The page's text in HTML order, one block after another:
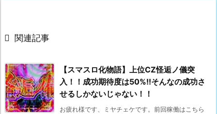
 関連記事
【スマスロ化物語】上位CZ怪逅ノ儀突
入！！成功期待度は50%!!そんなの成功さ
せるしかないじゃない！！
お疲れ様です、ミヤチェケです。前回稼働はこちら